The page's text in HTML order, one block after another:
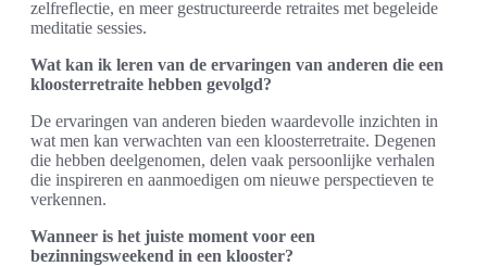
zelfreflectie, en meer gestructureerde retraites met begeleide
meditatie sessies.
Wat kan ik leren van de ervaringen van anderen die een
kloosterretraite hebben gevolgd?
De ervaringen van anderen bieden waardevolle inzichten in
wat men kan verwachten van een kloosterretraite. Degenen
die hebben deelgenomen, delen vaak persoonlijke verhalen
die inspireren en aanmoedigen om nieuwe perspectieven te
verkennen.
Wanneer is het juiste moment voor een
bezinningsweekend in een klooster?